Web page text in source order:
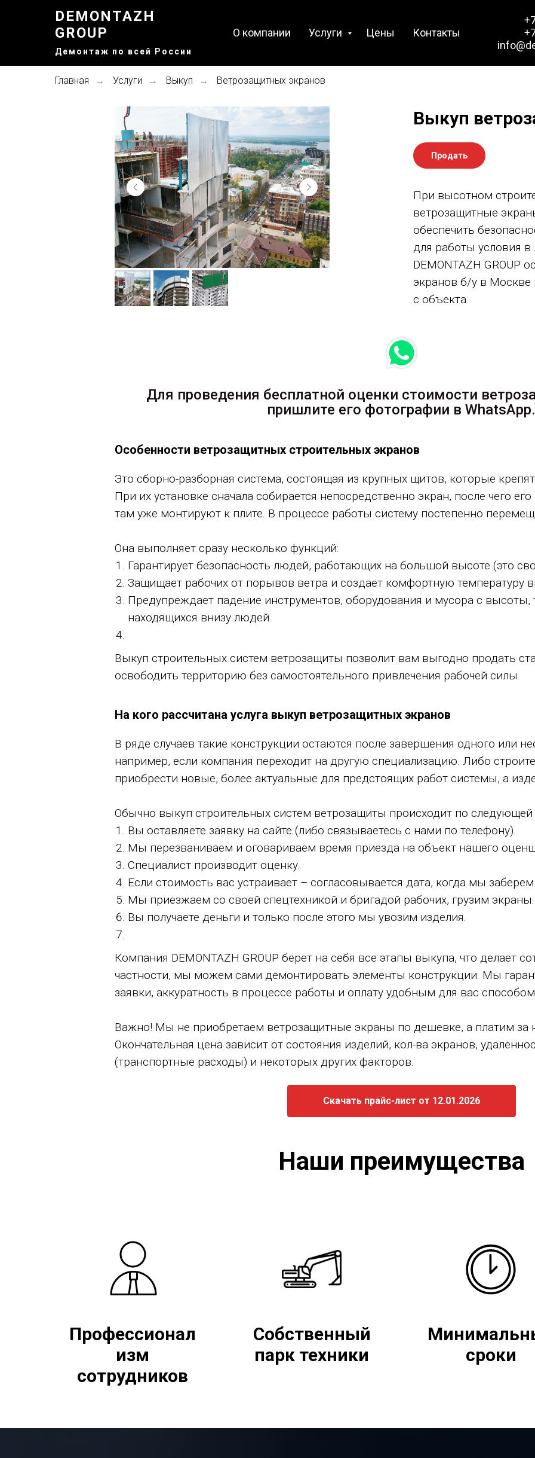
DEMONTAZH
GROUP
Демонтаж по всей России
О компании Услуги Цены Контакты
Главная → Услуги → Выкуп → Ветрозащитных экранов
Выкуп
Продать
При высотном
ветрозащитные
обеспечить
для работы условия
DEMONTAZH GROUP
экранов б/у в
с объекта.
Для проведения бесплатной оценки стоимости
пришлите его фотографии в WhatsApp.
Особенности ветрозащитных строительных экранов
Это сборно-разборная система, состоящая из крупных щитов, которые
При их установке сначала собирается непосредственно экран, после чего
там уже монтируют к плите. В процессе работы систему постепенно
Она выполняет сразу несколько функций:
Гарантирует безопасность людей, работающих на большой высоте (это
Защищает рабочих от порывов ветра и создает комфортную температуру
Предупреждает падение инструментов, оборудования и мусора с
находящихся внизу людей.
Выкуп строительных систем ветрозащиты позволит вам выгодно продать
освободить территорию без самостоятельного привлечения рабочей силы.
На кого рассчитана услуга выкуп ветрозащитных экранов
В ряде случаев такие конструкции остаются после завершения одного или
например, если компания переходит на другую специализацию. Либо
приобрести новые, более актуальные для предстоящих работ системы, а
Обычно выкуп строительных систем ветрозащиты происходит по следующей
Вы оставляете заявку на сайте (либо связываетесь с нами по телефону).
Мы перезваниваем и оговариваем время приезда на объект нашего
Специалист производит оценку.
Если стоимость вас устраивает – согласовывается дата, когда мы
Мы приезжаем со своей спецтехникой и бригадой рабочих, грузим экраны.
Вы получаете деньги и только после этого мы увозим изделия.
Компания DEMONTAZH GROUP берет на себя все этапы выкупа, что делает
частности, мы можем сами демонтировать элементы конструкции. Мы
заявки, аккуратность в процессе работы и оплату удобным для вас
Важно! Мы не приобретаем ветрозащитные экраны по дешевке, а платим
Окончательная цена зависит от состояния изделий, кол-ва экранов,
(транспортные расходы) и некоторых других факторов.
Скачать прайс-лист от 12.01.2026
Наши преимущества
Профессионал
изм
сотрудников
Собственный
парк техники
сроки